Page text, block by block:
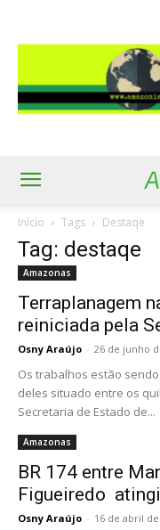
Início Tags Destaqe
Tag: destaqe
Amazonas
Terraplanagem
reiniciada pela
Osny Araújo - 26 de junho
Os trabalhos estão
deles situado entre os
Secretaria de Estado de...
Amazonas
BR 174 entre
Figueiredo
Osny Araújo - 16 de abril de